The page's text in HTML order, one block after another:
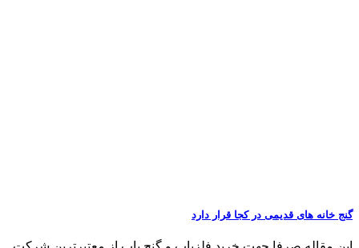
گنج خانه های قدیمی در کجا قرار دارد